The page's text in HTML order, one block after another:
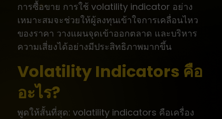
การซื้อขาย การใช้ volatility indicator อย่าง
เหมาะสมจะช่วยให้ผู้ลงทุนเข้าใจการเคลื่อนไหว
ของราคา วางแผนจุดเข้าออกตลาด และบริหาร
ความเสี่ยงได้อย่างมีประสิทธิภาพมากขึ้น
Volatility Indicators คือ
อะไร?
พูดให้สั้นที่สุด: volatility indicators คือเครื่อง